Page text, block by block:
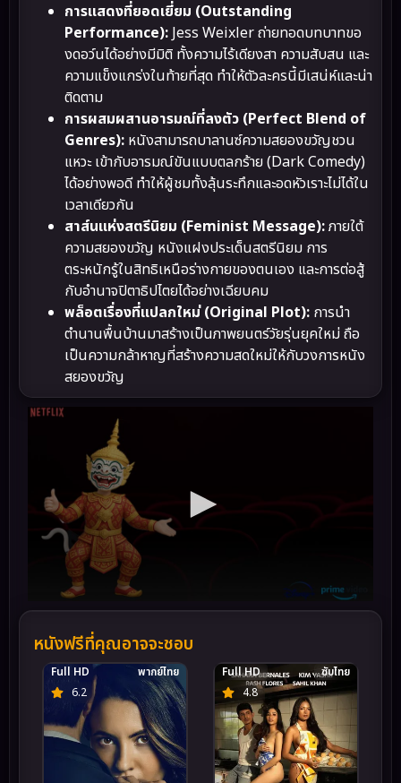
การแสดงที่ยอดเยี่ยม (Outstanding
Performance): Jess Weixler ถ่ายทอดบทบาทขอ
งดอว์นได้อย่างมีมิติ ทั้งความไร้เดียงสา ความสับสน และ
ความแข็งแกร่งในท้ายที่สุด ทำให้ตัวละครนี้มีเสน่ห์และน่า
ติดตาม
การผสมผสานอารมณ์ที่ลงตัว (Perfect Blend of
Genres): หนังสามารถบาลานซ์ความสยองขวัญชวน
แหวะ เข้ากับอารมณ์ขันแบบตลกร้าย (Dark Comedy)
ได้อย่างพอดี ทำให้ผู้ชมทั้งลุ้นระทึกและอดหัวเราะไม่ได้ใน
เวลาเดียวกัน
สาส์นแห่งสตรีนิยม (Feminist Message):ภายใต้
ความสยองขวัญ หนังแฝงประเด็นสตรีนิยม การ
ตระหนักรู้ในสิทธิเหนือร่างกายของตนเอง และการต่อสู้
กับอำนาจปิตาธิปไตยได้อย่างเฉียบคม
พล็อตเรื่องที่แปลกใหม่ (Original Plot): การนำ
ตำนานพื้นบ้านมาสร้างเป็นภาพยนตร์วัยรุ่นยุคใหม่ ถือ
เป็นความกล้าหาญที่สร้างความสดใหม่ให้กับวงการหนัง
สยองขวัญ
หนังฟรีที่คุณอาจจะชอบ
6.2
Full HD
พากย์ไทย
4.8
Full HD ซับไทย